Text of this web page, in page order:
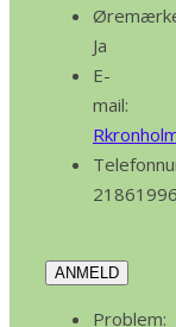
Ja
E-
mail:
21861996
ANMELD
Problem: